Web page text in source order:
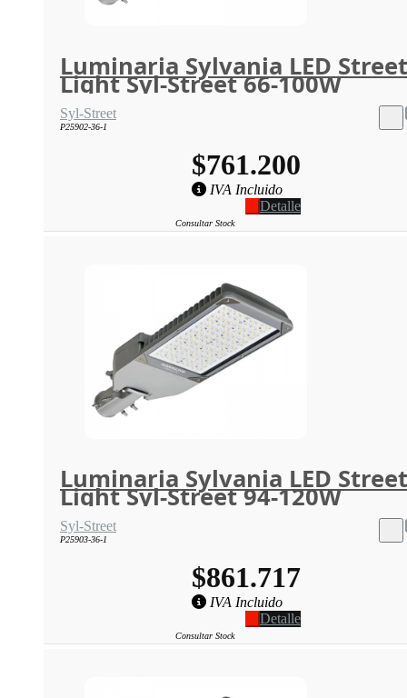
Luminaria Sylvania LED Street
Light Syl-Street 66-100W
Syl-Street
P25902-36-1
$761.200
IVA Incluido
Detalle
Consultar Stock
Luminaria Sylvania LED Street
Light Syl-Street 94-120W
Syl-Street
P25903-36-1
$861.717
IVA Incluido
Detalle
Consultar Stock